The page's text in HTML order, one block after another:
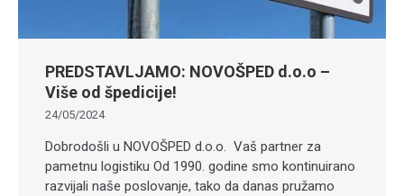
PREDSTAVLJAMO: NOVOŠPED d.o.o –
Više od špedicije!
24/05/2024
Dobrodošli u NOVOŠPED d.o.o. Vaš partner za
pametnu logistiku Od 1990. godine smo kontinuirano
razvijali naše poslovanje, tako da danas pružamo